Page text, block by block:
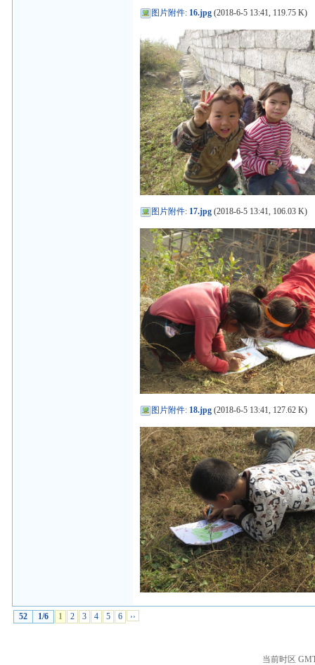
图片附件: 16.jpg (2018-6-5 13:41, 119.75 K)
图片附件: 17.jpg (2018-6-5 13:41, 106.03 K)
图片附件: 18.jpg (2018-6-5 13:41, 127.62 K)
52 1/6 1 2 3 4 5 6 ››
当前时区